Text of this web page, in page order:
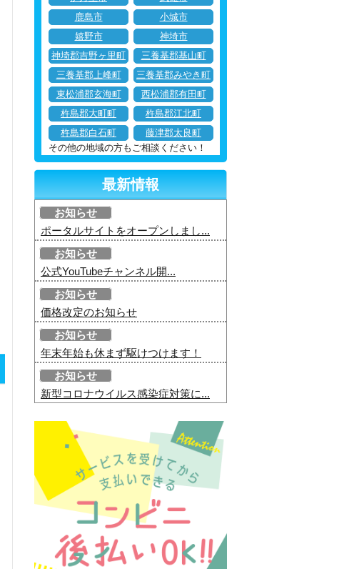
鹿島市
小城市
嬉野市
神埼市
神埼郡吉野ヶ里町
三養基郡基山町
三養基郡上峰町
三養基郡みやき町
東松浦郡玄海町
西松浦郡有田町
杵島郡大町町
杵島郡江北町
杵島郡白石町
藤津郡太良町
その他の地域の方もご相談ください！
最新情報
お知らせ
ポータルサイトをオープンしまし...
お知らせ
公式YouTubeチャンネル開...
お知らせ
価格改定のお知らせ
お知らせ
年末年始も休まず駆けつけます！
お知らせ
新型コロナウイルス感染症対策に...